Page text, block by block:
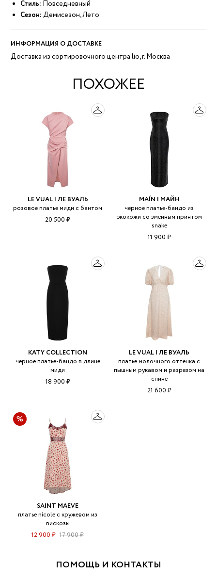
Стиль: Повседневный
Сезон: Демисезон, Лето
ИНФОРМАЦИЯ О ДОСТАВКЕ
Доставка из сортировочного центра lio, г. Москва
ПОХОЖЕЕ
LE VUAL | ЛЕ ВУАЛЬ
розовое платье миди с бантом
20 500 ₽
MAÍN | МАЙН
черное платье-бандо из
экокожи со змеиным принтом
snake
11 900 ₽
KATY COLLECTION
черное платье-бандо в длине
миди
18 900 ₽
LE VUAL | ЛЕ ВУАЛЬ
платье молочного оттенка с
пышным рукавом и разрезом на
спине
21 600 ₽
SAINT MAEVE
платье nicole с кружевом из
вискозы
12 900 ₽ 17 900 ₽
ПОМОЩЬ И КОНТАКТЫ